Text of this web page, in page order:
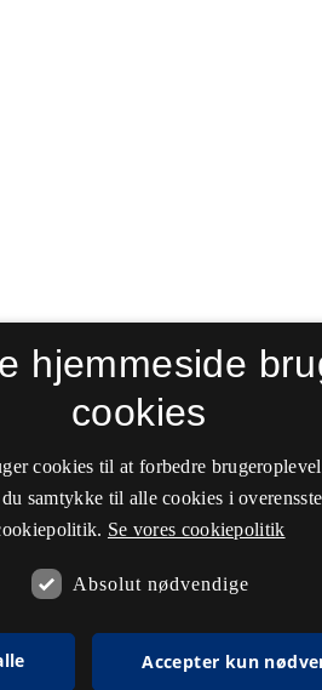
hjemmeside
cookies
cookies til at forbedre
samtykke til alle cookies i
Se vores cookiepolitik
Absolut nødvendige
Accepter kun